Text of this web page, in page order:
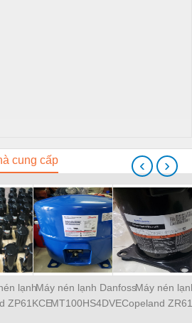
cung cấp
lạnh
ZP61KCE
Máy nén lạnh Danfoss
MT100HS4DVE
Máy nén
Copeland
‹ ›